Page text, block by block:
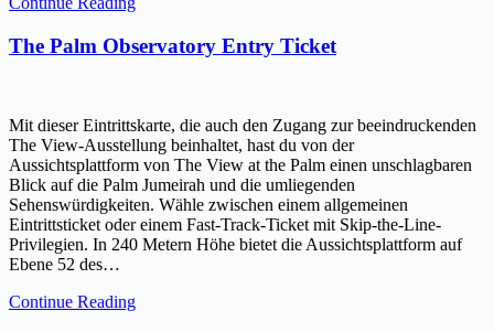
The Palm Observatory Entry Ticket
Mit dieser Eintrittskarte, die auch den Zugang zur beeindruckenden
The View-Ausstellung beinhaltet, hast du von der
Aussichtsplattform von The View at the Palm einen unschlagbaren
Blick auf die Palm Jumeirah und die umliegenden
Sehenswürdigkeiten. Wähle zwischen einem allgemeinen
Eintrittsticket oder einem Fast-Track-Ticket mit Skip-the-Line-
Privilegien. In 240 Metern Höhe bietet die Aussichtsplattform auf
Ebene 52 des…
Continue Reading